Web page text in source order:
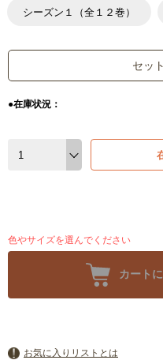
シーズン１（全１２巻）
セッ
●在庫状況：
色やサイズを選んでください
カート
お気に入りリストとは